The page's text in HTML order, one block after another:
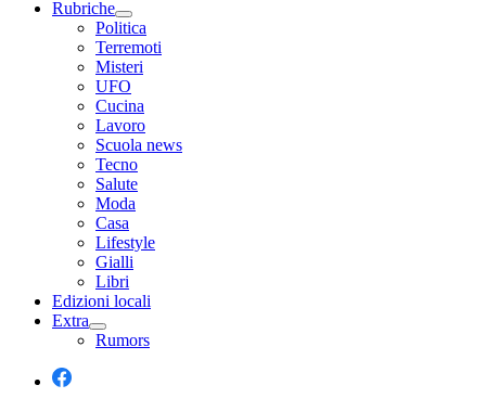
Rubriche
Politica
Terremoti
Misteri
UFO
Cucina
Lavoro
Scuola news
Tecno
Salute
Moda
Casa
Lifestyle
Gialli
Libri
Edizioni locali
Extra
Rumors